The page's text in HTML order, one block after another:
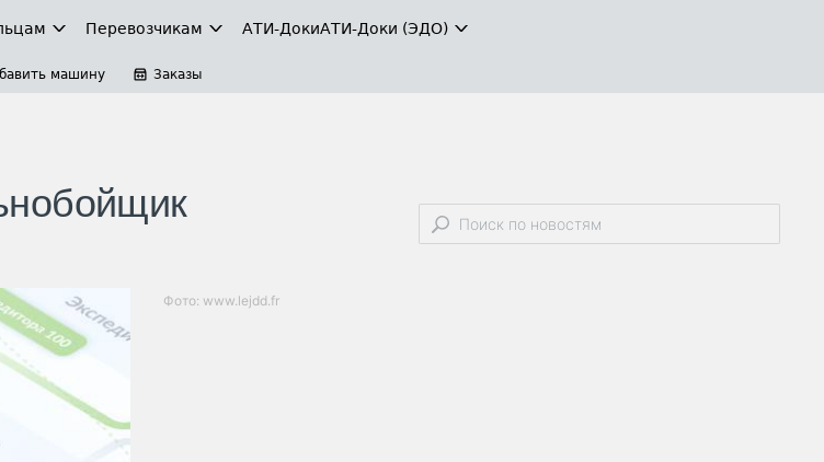
Перевозчикам АТИ-ДокиАТИ-Доки (ЭДО)
машину Заказы
Фото: www.lejdd.fr